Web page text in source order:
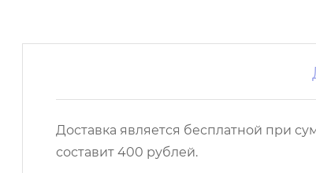
Доставка является бесплатной при
составит 400 рублей.